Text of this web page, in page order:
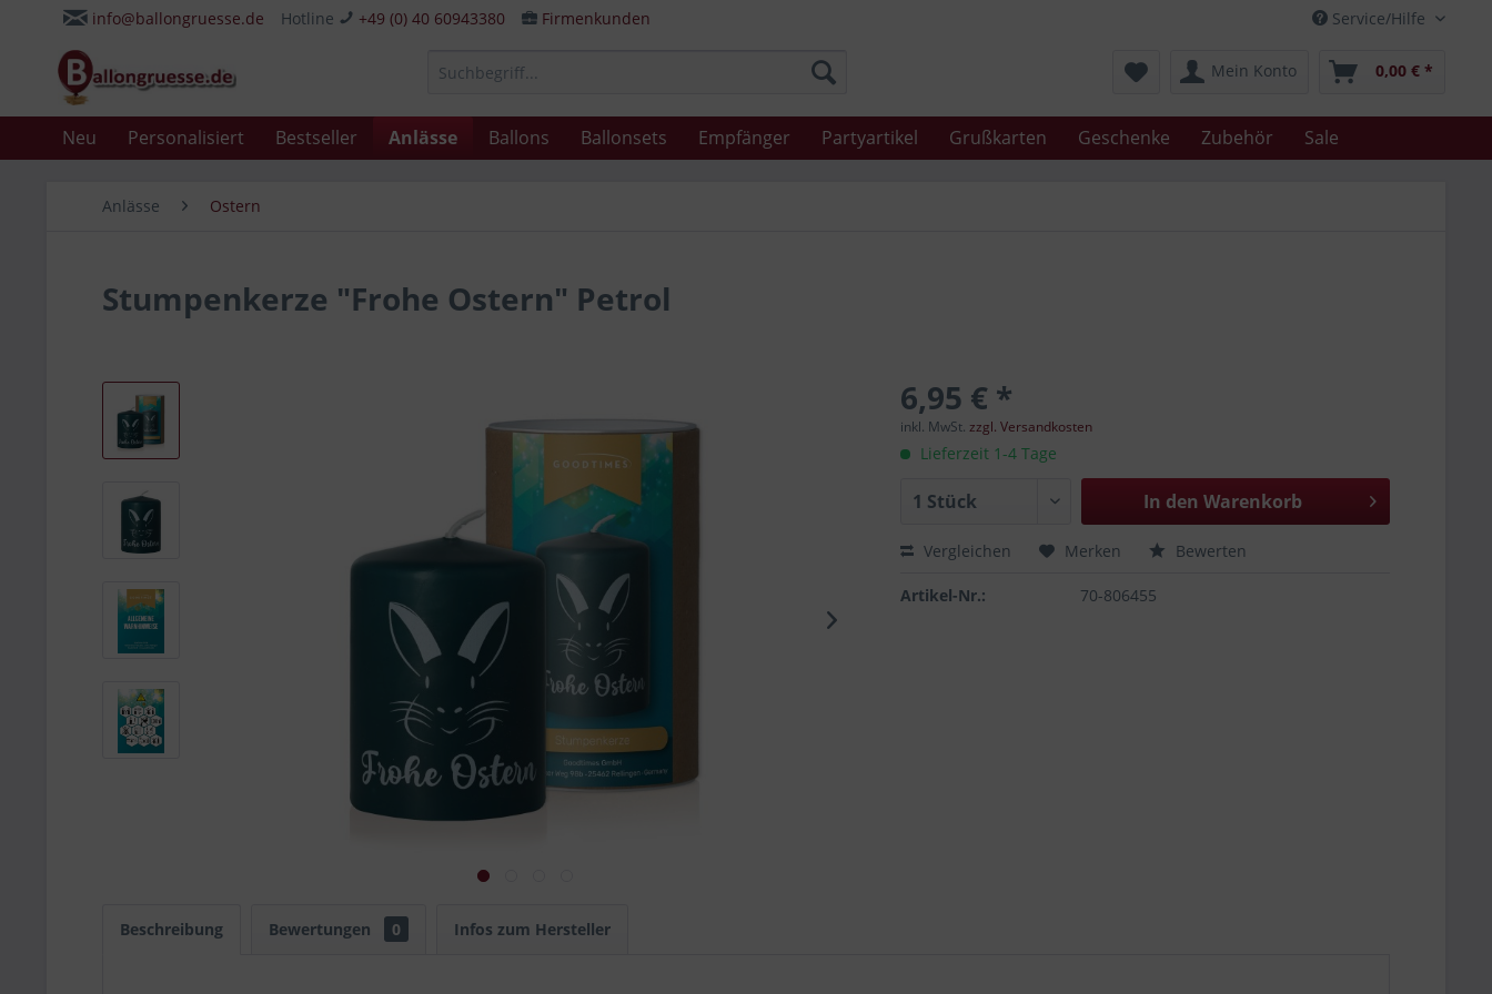
Service/Hilfe
info@ballongruesse.de Hotline +49 (0) 40 60943380 Firmenkunden
Mein Konto 0,00 € *
Neu Personalisiert Bestseller Anlässe Ballons Ballonsets Empfänger Partyartikel Grußkarten Geschenke Zubehör Sale
Anlässe Ostern
Stumpenkerze "Frohe Ostern" Petrol
6,95 € *
inkl. MwSt.zzgl. Versandkosten
Lieferzeit 1-4 Tage
In den Warenkorb
Vergleichen Merken Bewerten
Artikel-Nr.: 70-806455
Beschreibung Bewertungen 0 Infos zum Hersteller